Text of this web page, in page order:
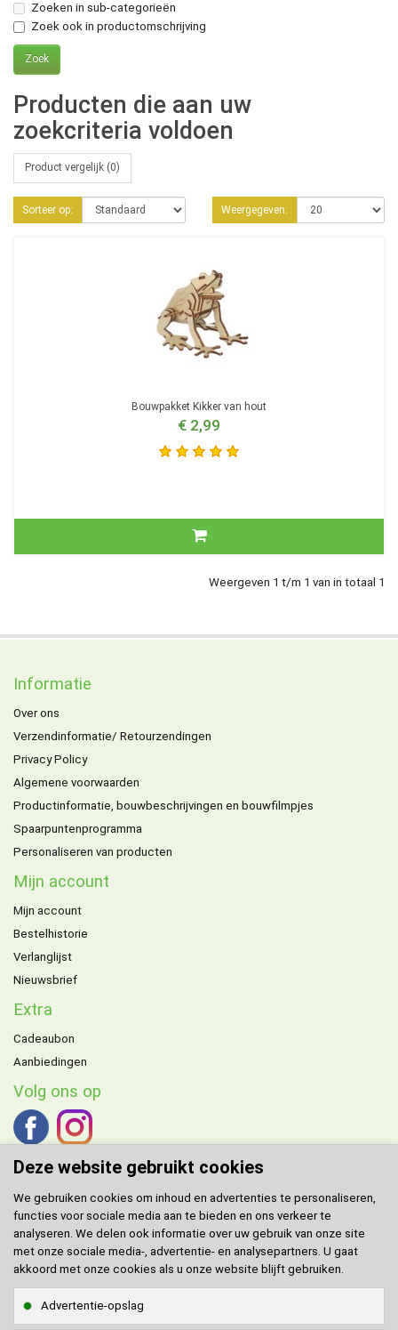
Zoeken in sub-categorieën
Zoek ook in productomschrijving
Producten die aan uw
zoekcriteria voldoen
Product vergelijk (0)
Sorteer op: Weergegeven:
Bouwpakket Kikker van hout
€ 2,99
Weergeven 1 t/m 1 van in totaal 1
Informatie
Over ons
Verzendinformatie/ Retourzendingen
Privacy Policy
Algemene voorwaarden
Productinformatie, bouwbeschrijvingen en bouwfilmpjes
Spaarpuntenprogramma
Personaliseren van producten
Mijn account
Mijn account
Bestelhistorie
Verlanglijst
Nieuwsbrief
Extra
Cadeaubon
Aanbiedingen
Volg ons op
DOMENECHagent voor de Benelux.
Klantenservice
Sitemap
Deze website gebruikt cookies
We gebruiken cookies om inhoud en advertenties te personaliseren,
functies voor sociale media aan te bieden en ons verkeer te
analyseren. We delen ook informatie over uw gebruik van onze site
met onze sociale media-, advertentie- en analysepartners. U gaat
akkoord met onze cookies als u onze website blijft gebruiken.
Advertentie-opslag